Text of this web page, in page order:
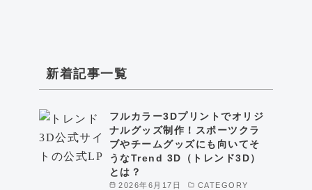
新着記事一覧
2026年6月17日 CATEGORY
フルカラー3Dプリントでオリジ
ナルグッズ制作！スポーツクラ
ブやチームグッズにも向いてそ
うなTrend 3D（トレンド3D）
とは？